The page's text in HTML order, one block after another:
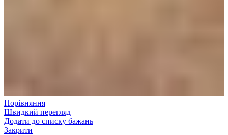
Порівняння
Швидкий перегляд
Додати до списку бажань
Закрити